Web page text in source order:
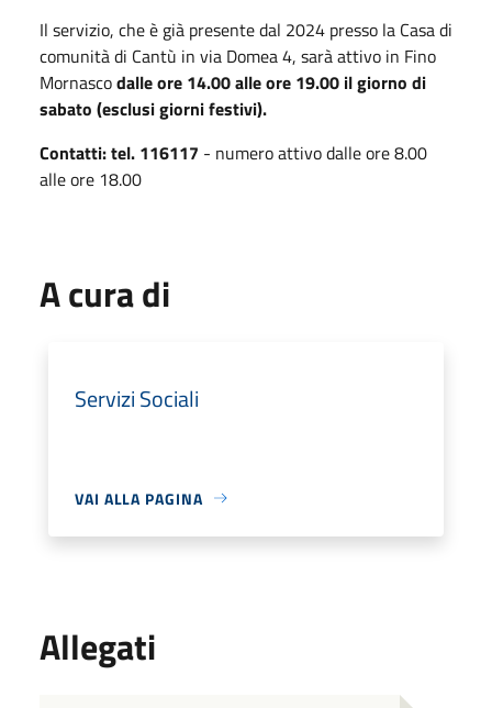
Il servizio, che è già presente dal 2024 presso la Casa di
comunità di Cantù in via Domea 4, sarà attivo in Fino
Mornascodalle ore 14.00 alle ore 19.00 il giorno di
sabato (esclusi giorni festivi).
Contatti: tel. 116117 - numero attivo dalle ore 8.00
alle ore 18.00
A cura di
Servizi Sociali
VAI ALLA PAGINA
Allegati